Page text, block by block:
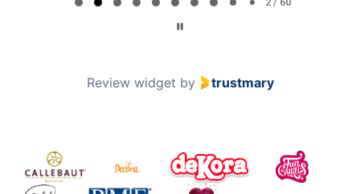
Review widget by trustmary